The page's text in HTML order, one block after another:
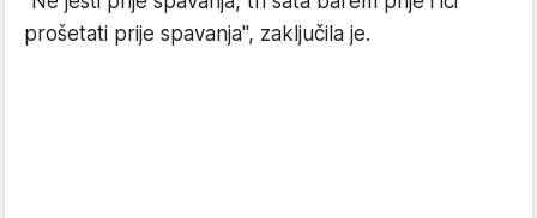
prošetati prije spavanja", zaključila je.